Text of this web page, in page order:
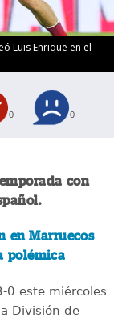
Luis Enrique en el
0 0
con
en Marruecos
polémica
0 este miércoles
División de